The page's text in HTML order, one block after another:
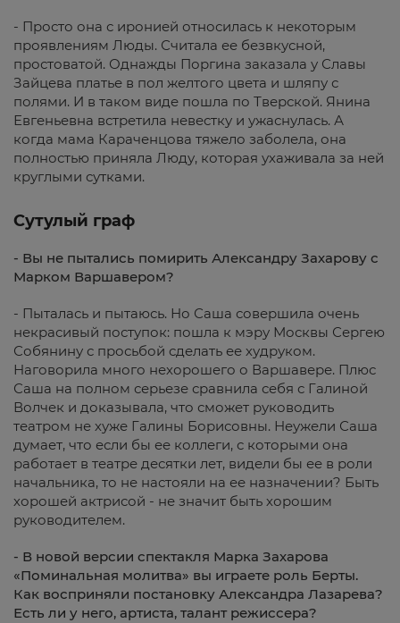
- Просто она с иронией относилась к некоторым
проявлениям Люды. Считала ее безвкусной,
простоватой. Однажды Поргина заказала у Славы
Зайцева платье в пол желтого цвета и шляпу с
полями. И в таком виде пошла по Тверской. Янина
Евгеньевна встретила невестку и ужаснулась. А
когда мама Караченцова тяжело заболела, она
полностью приняла Люду, которая ухаживала за ней
круглыми сутками.
Сутулый граф
- Вы не пытались помирить Александру Захарову с
Марком Варшавером?
- Пыталась и пытаюсь. Но Саша совершила очень
некрасивый поступок: пошла к мэру Москвы Сергею
Собянину с просьбой сделать ее худруком.
Наговорила много нехорошего о Варшавере. Плюс
Саша на полном серьезе сравнила себя с Галиной
Волчек и доказывала, что сможет руководить
театром не хуже Галины Борисовны. Неужели Саша
думает, что если бы ее коллеги, с которыми она
работает в театре десятки лет, видели бы ее в роли
начальника, то не настояли на ее назначении? Быть
хорошей актрисой - не значит быть хорошим
руководителем.
- В новой версии спектакля Марка Захарова
«Поминальная молитва» вы играете роль Берты.
Как восприняли постановку Александра Лазарева?
Есть ли у него, артиста, талант режиссера?